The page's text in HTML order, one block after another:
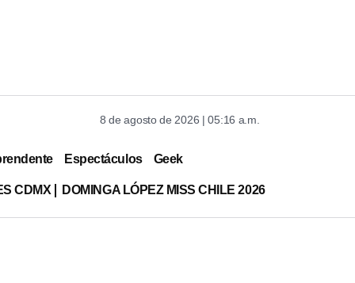
8 de agosto de 2026 | 05:16 a.m.
Espectáculos Geek
CDMX DOMINGA LÓPEZ MISS CHILE 2026